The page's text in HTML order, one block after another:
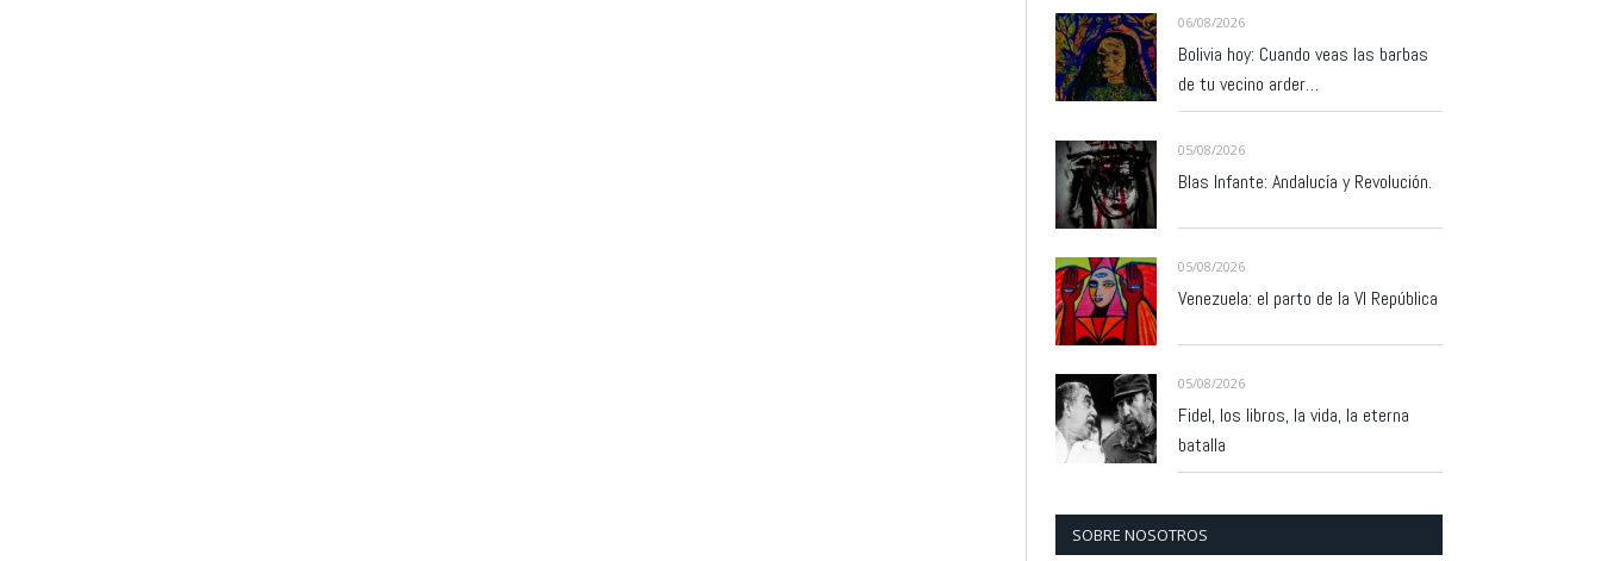
06/08/2026
Bolivia hoy: Cuando veas las barbas
de tu vecino arder…
05/08/2026
Blas Infante: Andalucía y Revolución.
05/08/2026
Venezuela: el parto de la VI República
05/08/2026
Fidel, los libros, la vida, la eterna
batalla
SOBRE NOSOTROS